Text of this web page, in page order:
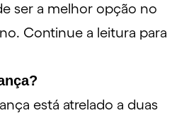
ser a melhor opção no
Continue a leitura para
está atrelado a duas